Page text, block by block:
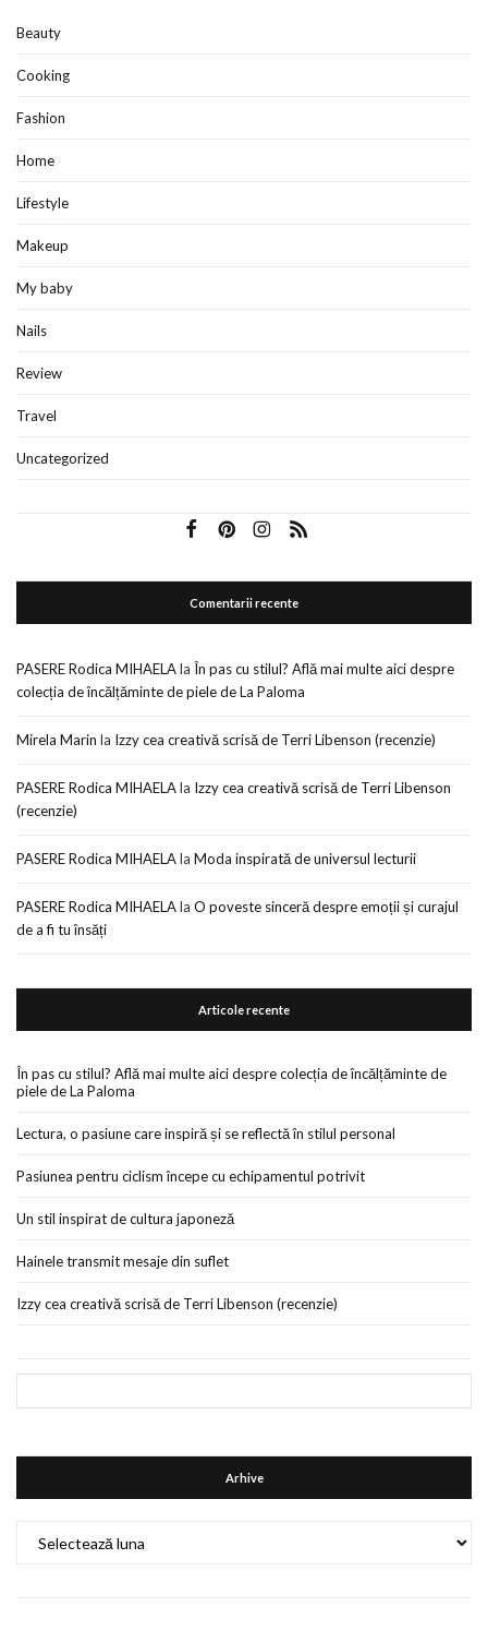
Beauty
Cooking
Fashion
Home
Lifestyle
Makeup
My baby
Nails
Review
Travel
Uncategorized
Comentarii recente
PASERE Rodica MIHAELAla În pas cu stilul? Află mai multe aici despre
colecția de încălțăminte de piele de La Paloma
Mirela Marin la Izzy cea creativă scrisă de Terri Libenson (recenzie)
PASERE Rodica MIHAELAla Izzy cea creativă scrisă de Terri Libenson
(recenzie)
PASERE Rodica MIHAELAla Moda inspirată de universul lecturii
PASERE Rodica MIHAELAla O poveste sinceră despre emoții și curajul
de a fi tu însăți
Articole recente
În pas cu stilul? Află mai multe aici despre colecția de încălțăminte de
piele de La Paloma
Lectura, o pasiune care inspiră și se reflectă în stilul personal
Pasiunea pentru ciclism începe cu echipamentul potrivit
Un stil inspirat de cultura japoneză
Hainele transmit mesaje din suflet
Izzy cea creativă scrisă de Terri Libenson (recenzie)
Arhive